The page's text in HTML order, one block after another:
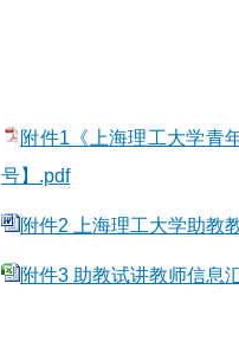
附件1《上海理工大学青
号】.pdf
附件2 上海理工大学助教
附件3 助教试讲教师信息